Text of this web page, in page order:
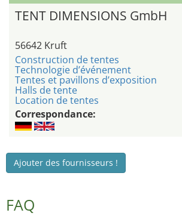
TENT DIMENSIONS GmbH
56642 Kruft
Construction de tentes
Technologie d’événement
Tentes et pavillons d’exposition
Halls de tente
Location de tentes
Correspondance:
Ajouter des fournisseurs !
FAQ